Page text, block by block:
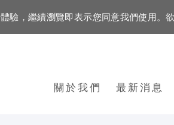
驗，繼續瀏覽即表示您同意我們使用。
關於我們 最新消息